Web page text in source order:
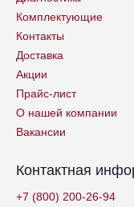
Комплектующие
Контакты
Доставка
Акции
Прайс-лист
О нашей компании
Вакансии
Контактная
+7 (800) 200-26-94